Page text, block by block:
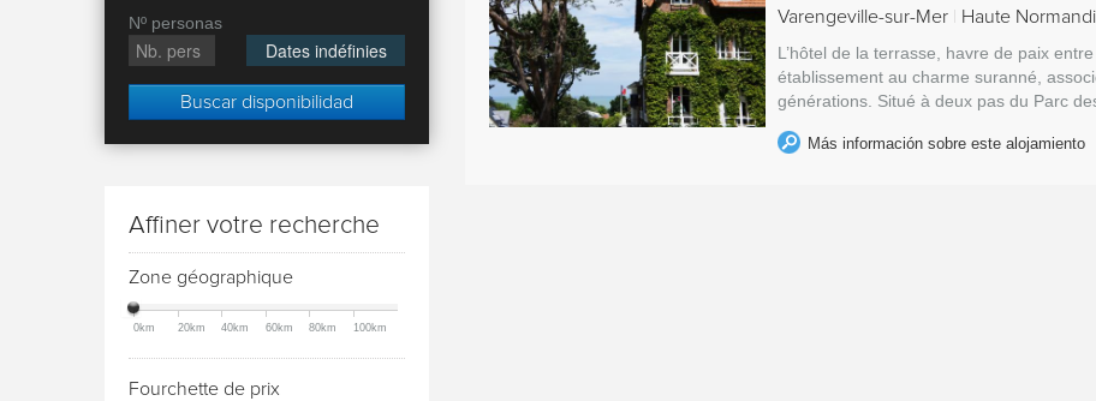
Nº personas
Dates indéfinies
Buscar disponibilidad
Affiner votre recherche
Zone géographique
0km 20km 40km 60km 80km 100km
Fourchette de prix
Varengeville-sur-Mer Haute
L’hôtel de la terrasse, havre de paix
établissement au charme suranné,
générations. Situé à deux pas du Parc
Más información sobre este alojamiento